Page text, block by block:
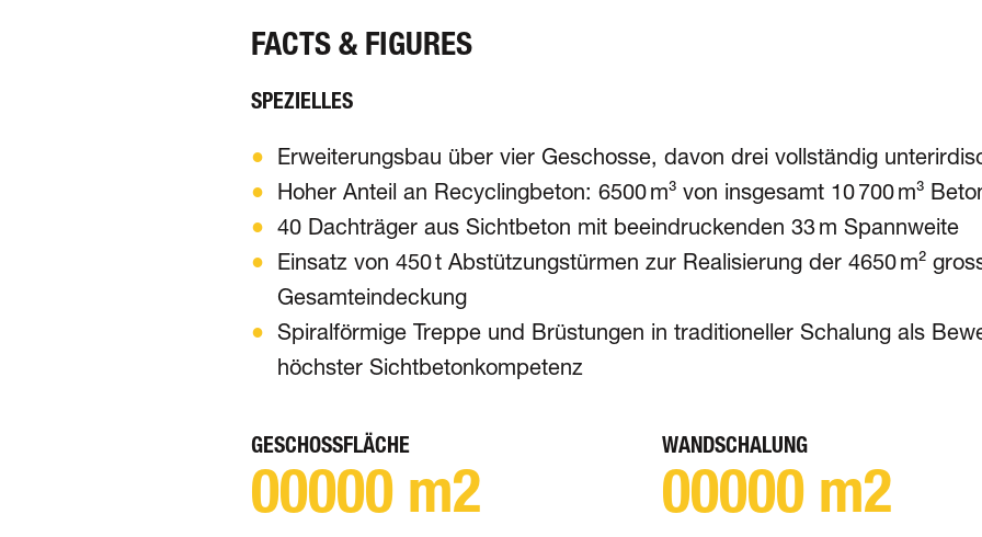
FACTS & FIGURES
SPEZIELLES
Erweiterungsbau über vier Geschosse, davon drei vollständig
Hoher Anteil an Recyclingbeton: 6500 m³ von insgesamt 10 700 m³
40 Dachträger aus Sichtbeton mit beeindruckenden 33 m Spannweite
Einsatz von 450 t Abstützungstürmen zur Realisierung der 4650 m²
Gesamteindeckung
Spiralförmige Treppe und Brüstungen in traditioneller Schalung als
höchster Sichtbetonkompetenz
GESCHOSSFLÄCHE
00000 m2
WANDSCHALUNG
00000 m2